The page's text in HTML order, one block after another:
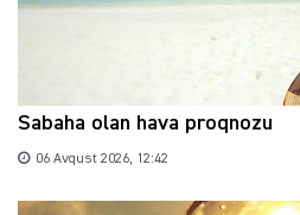
Sabaha olan hava proqnozu
06 Avqust 2026, 12:42